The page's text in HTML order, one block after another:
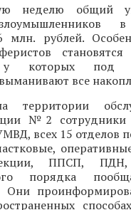
неделю общий
млн. рублей.
у которых под
все
территории
№2 сотрудники
всех 15 отделов
ППСП,
порядка
Они